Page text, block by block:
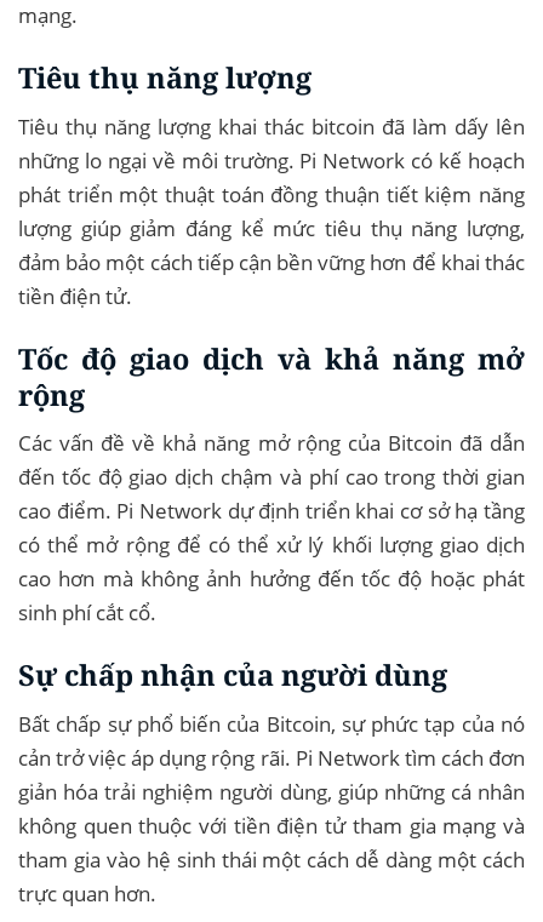
mạng.
Tiêu thụ năng lượng
Tiêu thụ năng lượng khai thác bitcoin đã làm dấy lên
những lo ngại về môi trường. Pi Network có kế hoạch
phát triển một thuật toán đồng thuận tiết kiệm năng
lượng giúp giảm đáng kể mức tiêu thụ năng lượng,
đảm bảo một cách tiếp cận bền vững hơn để khai thác
tiền điện tử.
Tốc độ giao dịch và khả năng mở
rộng
Các vấn đề về khả năng mở rộng của Bitcoin đã dẫn
đến tốc độ giao dịch chậm và phí cao trong thời gian
cao điểm. Pi Network dự định triển khai cơ sở hạ tầng
có thể mở rộng để có thể xử lý khối lượng giao dịch
cao hơn mà không ảnh hưởng đến tốc độ hoặc phát
sinh phí cắt cổ.
Sự chấp nhận của người dùng
Bất chấp sự phổ biến của Bitcoin, sự phức tạp của nó
cản trở việc áp dụng rộng rãi. Pi Network tìm cách đơn
giản hóa trải nghiệm người dùng, giúp những cá nhân
không quen thuộc với tiền điện tử tham gia mạng và
tham gia vào hệ sinh thái một cách dễ dàng một cách
trực quan hơn.